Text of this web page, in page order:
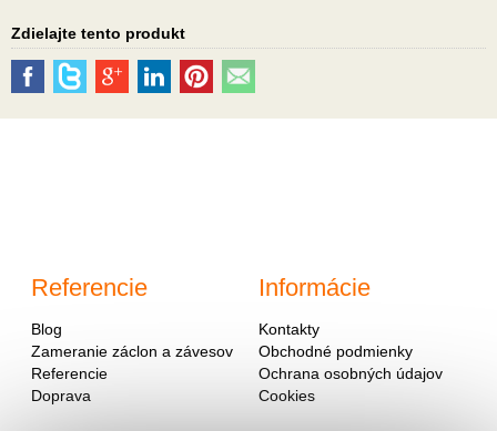
Zdielajte tento produkt
Referencie
Blog
Zameranie záclon a závesov
Referencie
Doprava
Informácie
Kontakty
Obchodné podmienky
Ochrana osobných údajov
Cookies